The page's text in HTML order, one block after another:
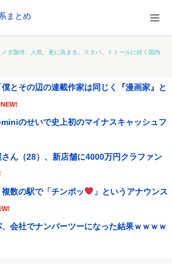
まとめ
メダ珈琲」人気、更に高まる。スタバ、ドトールに続く国内
とその辺の連載作家は同じく『漫画家』と
NEW!
のせいで史上初のマイナスキャッシュフ
ん（28）、新店舗に4000万円クラファン
複数の駅で「チンポッ
」というアナウンス
、会社でナンバーツーになった結果ｗｗｗｗ